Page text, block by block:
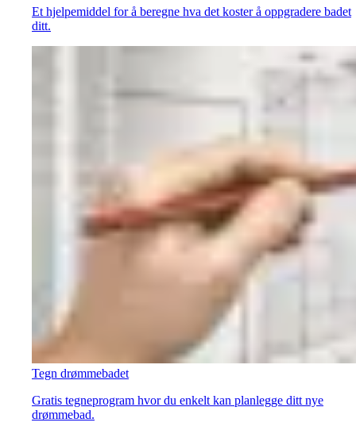
Et hjelpemiddel for å beregne hva det koster å oppgradere badet
ditt.
Tegn drømmebadet
Gratis tegneprogram hvor du enkelt kan planlegge ditt nye
drømmebad.